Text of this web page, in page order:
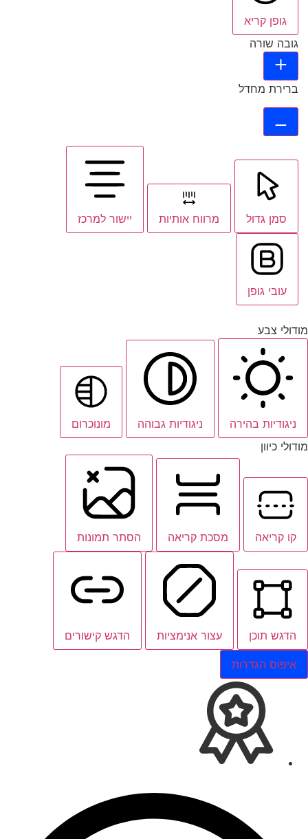
גופן קריא
גובה שורה
ברירת מחדל
סמן גדול מרווח אותיות יישור למרכז
עובי גופן
מודולי צבע
ניגודיות בהירה ניגודיות גבוהה
מונוכרום
מודולי כיוון
קו קריאה מסכת קריאה הסתר תמונות
הדגש תוכן עצור אנימציות הדגש קישורים
איפוס הגדרות